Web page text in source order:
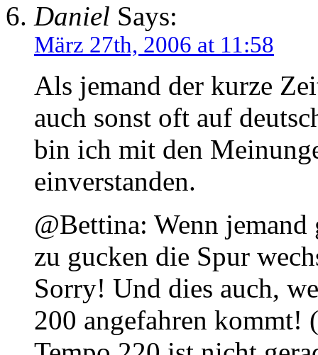
Daniel Says:
März 27th, 2006 at 11:58
Als jemand der kurze
auch sonst oft auf
bin ich mit den
einverstanden.
@Bettina: Wenn
zu gucken die Spur
Sorry! Und dies auch,
200 angefahren kommt!